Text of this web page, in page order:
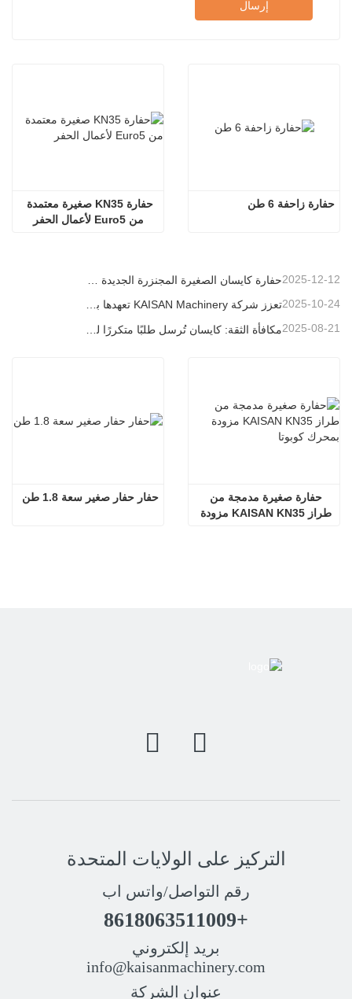
إرسال
من Euro5 لأعمال الحفر
حفارة زاحفة 6 طن
2025-12-12
تعزز شركة KAISAN Machinery تعهدها بالدعم العالمي من خلال مهمة فنية استباقية في 2025-10-24
2025-08-21
حفار حفار صغير سعة 1.8 طن
التركيز على الولايات المتحدة
رقم التواصل/واتس اب
+8618063511009
بريد إلكتروني
info@kaisanmachinery.com
عنوان الشركة